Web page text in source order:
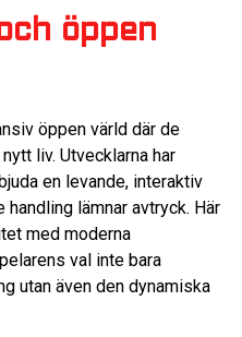
öppen
öppen värld där de
liv. Utvecklarna har
en levande, interaktiv
lämnar avtryck. Här
med moderna
val inte bara
utan även den dynamiska